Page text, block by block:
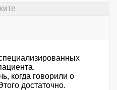
когда говорили о
достаточно.